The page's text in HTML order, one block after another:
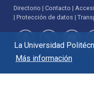
La Universidad
Más información
Directorio Contacto
Protección de datos